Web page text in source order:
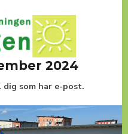
2024
dig som har e-post.